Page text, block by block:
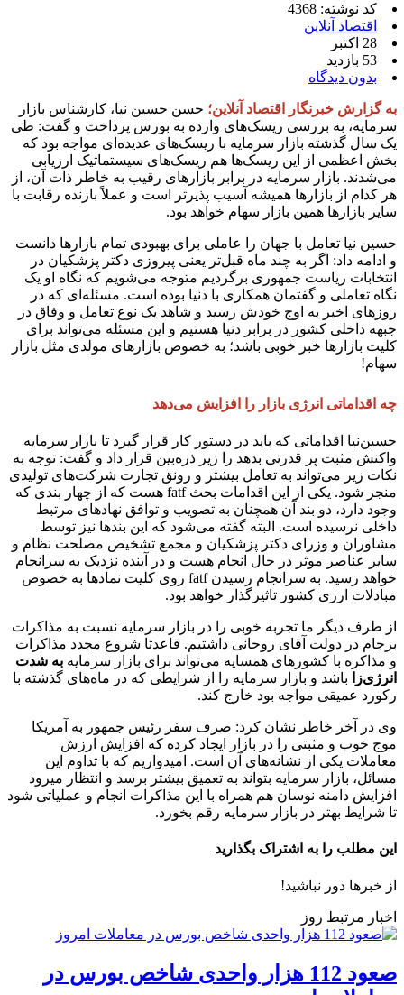
کد نوشته: 4368
اقتصاد آنلاین
28 اکتبر
53 بازدید
بدون دیدگاه
به گزارش خبرنگار اقتصاد آنلاین؛ حسن حسین نیا، کارشناس بازار
سرمایه، به بررسی ریسک‌های وارده به بورس پرداخت و گفت: طی
یک سال گذشته بازار سرمایه با ریسک‌های عدیده‌ای مواجه بود که
بخش اعظمی از این ریسک‌ها هم ریسک‌های سیستماتیک ارزیابی
می‌شدند. بازار سرمایه در برابر بازارهای رقیب به خاطر ذات آن، از
هر کدام از بازارها همیشه آسیب پذیرتر است و عملاً بازنده رقابت با
سایر بازارها همین بازار سهام خواهد بود.
حسین نیا تعامل با جهان را عاملی برای بهبودی تمام بازارها دانست
و ادامه داد: اگر به چند ماه قبل‌تر یعنی پیروزی دکتر پزشکیان در
انتخابات ریاست جمهوری برگردیم متوجه می‌شویم که نگاه او یک
نگاه تعاملی و گفتمان همکاری با دنیا بوده است. مسئله‌ای که در
روزهای اخیر به اوج خودش رسید و شاهد یک نوع تعامل و وفاق در
جبهه داخلی کشور در برابر دنیا هستیم و این مسئله می‌تواند برای
کلیت بازارها خبر خوبی باشد؛ به خصوص بازارهای مولدی مثل بازار
سهام!
چه اقداماتی انرژی بازار را افزایش می‌دهد
حسین‌نیا اقداماتی که باید در دستور کار قرار گیرد تا بازار سرمایه
واکنش مثبت پر قدرتی بدهد را زیر ذره‌بین قرار داد و گفت: توجه به
نکات زیر می‌تواند به تعامل بیشتر و رونق تجارت شرکت‌های تولیدی
منجر شود. یکی از این اقدامات بحثfatf هست که از چهار بندی که
وجود دارد، دو بند آن همچنان به تصویب و توافق نهادهای مرتبط
داخلی نرسیده است. البته گفته می‌شود که این بندها نیز توسط
مشاوران و وزرای دکتر پزشکیان و مجمع تشخیص مصلحت نظام و
سایر عناصر موثر در حال انجام هست و در آینده نزدیک به سرانجام
خواهد رسید. به سرانجام رسیدنfatf روی کلیت نمادها به خصوص
مبادلات ارزی کشور تاثیرگذار خواهد بود.
از طرف دیگر ما تجربه خوبی را در بازار سرمایه نسبت به مذاکرات
برجام در دولت آقای روحانی داشتیم. قاعدتا شروع مجدد مذاکرات
و مذاکره با کشورهای همسایه‌ می‌تواند برای بازار سرمایه به شدت
انرژی‌زا
باشد و بازار سرمایه را از شرایطی که در ماه‌های گذشته با
رکورد عمیقی مواجه بود خارج کند.
وی در آخر خاطر نشان کرد: صرف سفر رئیس جمهور به آمریکا
موج خوب و مثبتی را در بازار ایجاد کرده که افزایش ارزش
معاملات یکی از نشانه‌های آن است. امیدواریم که با تداوم این
مسائل، بازار سرمایه بتواند به تعمیق بیشتر برسد و انتظار میرود
افزایش دامنه نوسان هم همراه با این مذاکرات انجام و عملیاتی شود
تا شرایط بهتر در بازار سرمایه رقم بخورد.
این مطلب را به اشتراک بگذارید
از خبرها دور نباشید!
اخبار مرتبط روز
صعود 112 هزار واحدی شاخص بورس در